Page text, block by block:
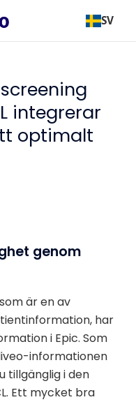
SV
integrerar
optimalt
genom
är en av
har
i Epic. Som
informationen
tillgänglig i den
Ett mycket bra